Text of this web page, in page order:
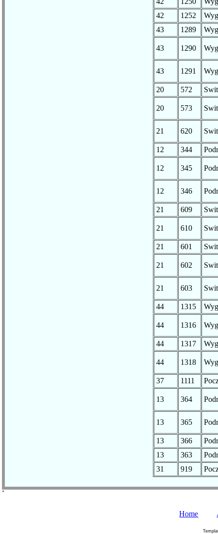
42
1252
43
1289
43 1290
43 1291
20 572
20 573
21 620
12 344
12 345
12 346
21 609
21 610
21 601
21 602
21 603
44 1315
44 1316
44 1317
44 1318
37 1111
13 364
13 365
13 366
13
363
31
919
˚
Home